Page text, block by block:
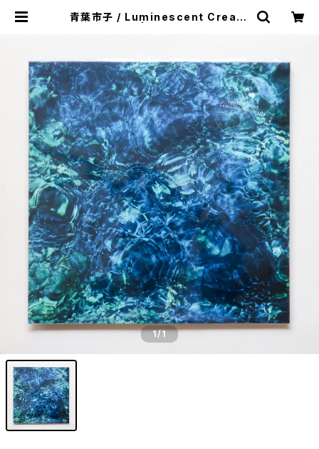
青葉市子 / Luminescent Creatu
1/1